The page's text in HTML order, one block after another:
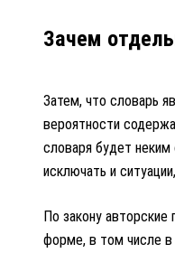
Зачем
Затем, что словарь
вероятности
словаря будет
исключать и
По закону
форме, в том числе в